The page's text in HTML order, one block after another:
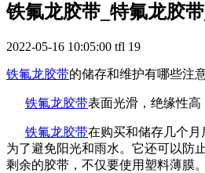
铁氟龙胶带_特氟龙胶
2022-05-16 10:05:00 tfl 19
铁氟龙胶带的储存和维护有哪些注
铁氟龙胶带表面光滑，绝缘性高
铁氟龙胶带在购买和储存几个月
为了避免阳光和雨水。它还可以防
剩余的胶带，不仅要使用塑料薄膜